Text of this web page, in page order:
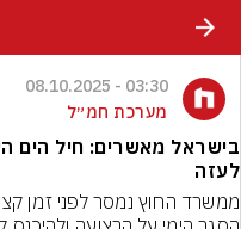
03:30 - 08.10.2025
מערכת חמ״ל
בישראל מאשרים: חיל הים
לעזה